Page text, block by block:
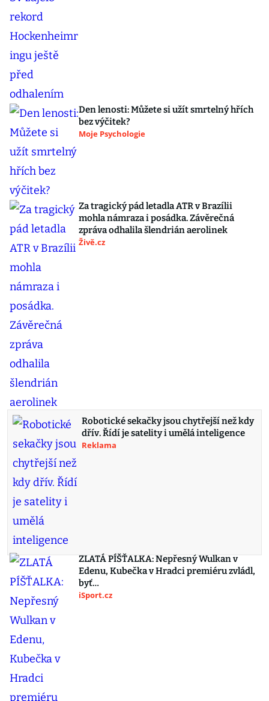
Den lenosti: Můžete si užít smrtelný hřích
bez výčitek?
Moje Psychologie
Za tragický pád letadla ATR v Brazílii
mohla námraza i posádka. Závěrečná
zpráva odhalila šlendrián aerolinek
Živě.cz
Robotické sekačky jsou chytřejší než kdy
dřív. Řídí je satelity i umělá inteligence
Reklama
ZLATÁ PÍŠŤALKA: Nepřesný Wulkan v
Edenu, Kubečka v Hradci premiéru zvládl,
byť…
iSport.cz